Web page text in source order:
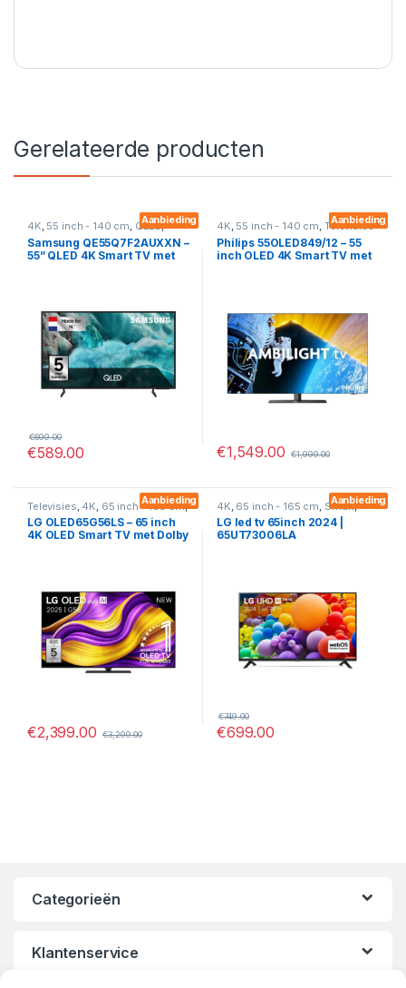
Gerelateerde producten
Aanbieding
4K, 55 inch - 140 cm, QLED,
Smart Televisies
Samsung QE55Q7F2AUXXN –
55” QLED 4K Smart TV met
€589.00
€699.00
Aanbieding
4K, 55 inch - 140 cm, Televisies
Philips 55OLED849/12 – 55
inch OLED 4K Smart TV met
€1,549.00 €1,999.00
Aanbieding
Televisies 4K 65 inch - 165 cm,
OLED, Smart
LG OLED65G56LS – 65 inch
4K OLED Smart TV met Dolby
€2,399.00 €3,299.00
Aanbieding
4K 65 inch - 165 cm Smart,
Televisies
LG led tv 65inch 2024 |
65UT73006LA
€699.00
€749.00
Categorieën
Klantenservice